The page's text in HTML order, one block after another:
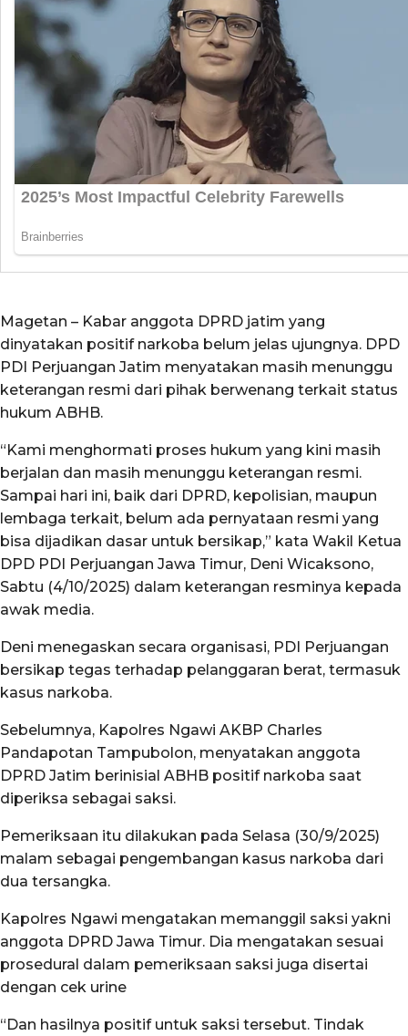
Magetan – Kabar anggota DPRD jatim yang
dinyatakan positif narkoba belum jelas ujungnya. DPD
PDI Perjuangan Jatim menyatakan masih menunggu
keterangan resmi dari pihak berwenang terkait status
hukum ABHB.
“Kami menghormati proses hukum yang kini masih
berjalan dan masih menunggu keterangan resmi.
Sampai hari ini, baik dari DPRD, kepolisian, maupun
lembaga terkait, belum ada pernyataan resmi yang
bisa dijadikan dasar untuk bersikap,” kata Wakil Ketua
DPD PDI Perjuangan Jawa Timur, Deni Wicaksono,
Sabtu (4/10/2025) dalam keterangan resminya kepada
awak media.
Deni menegaskan secara organisasi, PDI Perjuangan
bersikap tegas terhadap pelanggaran berat, termasuk
kasus narkoba.
Sebelumnya, Kapolres Ngawi AKBP Charles
Pandapotan Tampubolon, menyatakan anggota
DPRD Jatim berinisial ABHB positif narkoba saat
diperiksa sebagai saksi.
Pemeriksaan itu dilakukan pada Selasa (30/9/2025)
malam sebagai pengembangan kasus narkoba dari
dua tersangka.
Kapolres Ngawi mengatakan memanggil saksi yakni
anggota DPRD Jawa Timur. Dia mengatakan sesuai
prosedural dalam pemeriksaan saksi juga disertai
dengan cek urine
“Dan hasilnya positif untuk saksi tersebut. Tindak